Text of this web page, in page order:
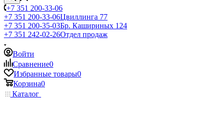
+7 351 200-33-06
+7 351 200-33-06Цвиллинга 77
+7 351 200-35-03Бр. Кашириных 124
+7 351 242-02-26Отдел продаж
Войти
Сравнение0
Избранные товары0
Корзина0
Каталог